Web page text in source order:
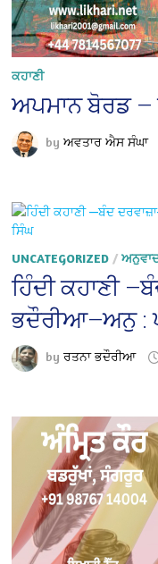
ਕਹਾਣੀ
ਅਪਮਾਨ ਬੋਰਡ
byਅਵਤਾਰ ਐਸ ਸੰਘਾ
UNCATEGORIZED /
ਹਿੰਦੀ ਕਹਾਣੀ
ਭਦੌਰੀਆ—ਅਨੁ :
byਰਤਨਾ ਭਦੌਰੀਆ